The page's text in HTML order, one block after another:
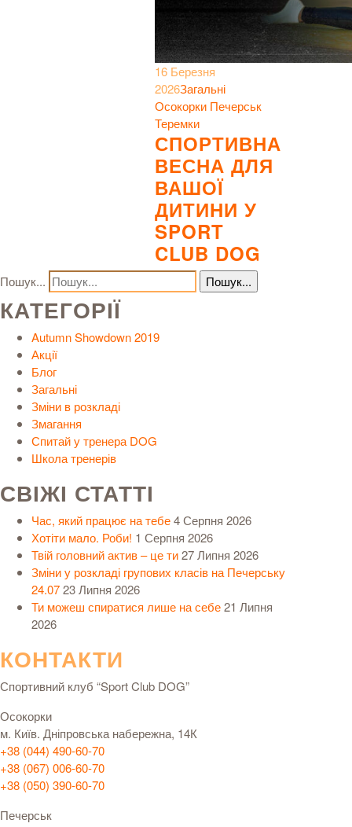
16 Березня
2026Загальні
Осокорки Печерськ
Теремки
СПОРТИВНА
ВЕСНА ДЛЯ
ВАШОЇ
ДИТИНИ У
SPORT
CLUB DOG
Пошук...
КАТЕГОРІЇ
Autumn Showdown 2019
Акції
Блог
Загальні
Зміни в розкладі
Змагання
Спитай у тренера DOG
Школа тренерів
СВІЖІ СТАТТІ
Час, який працює на тебе4 Серпня 2026
Хотіти мало. Роби! 1 Серпня 2026
Твій головний актив – це ти27 Липня 2026
Зміни у розкладі групових класів на Печерську
24.0723 Липня 2026
Ти можеш спиратися лише на себе21 Липня
2026
КОНТАКТИ
Спортивний клуб “Sport Club DOG”
Осокорки
м. Київ. Дніпровська набережна, 14К
+38 (044) 490-60-70
+38 (067) 006-60-70
+38 (050) 390-60-70
Печерськ